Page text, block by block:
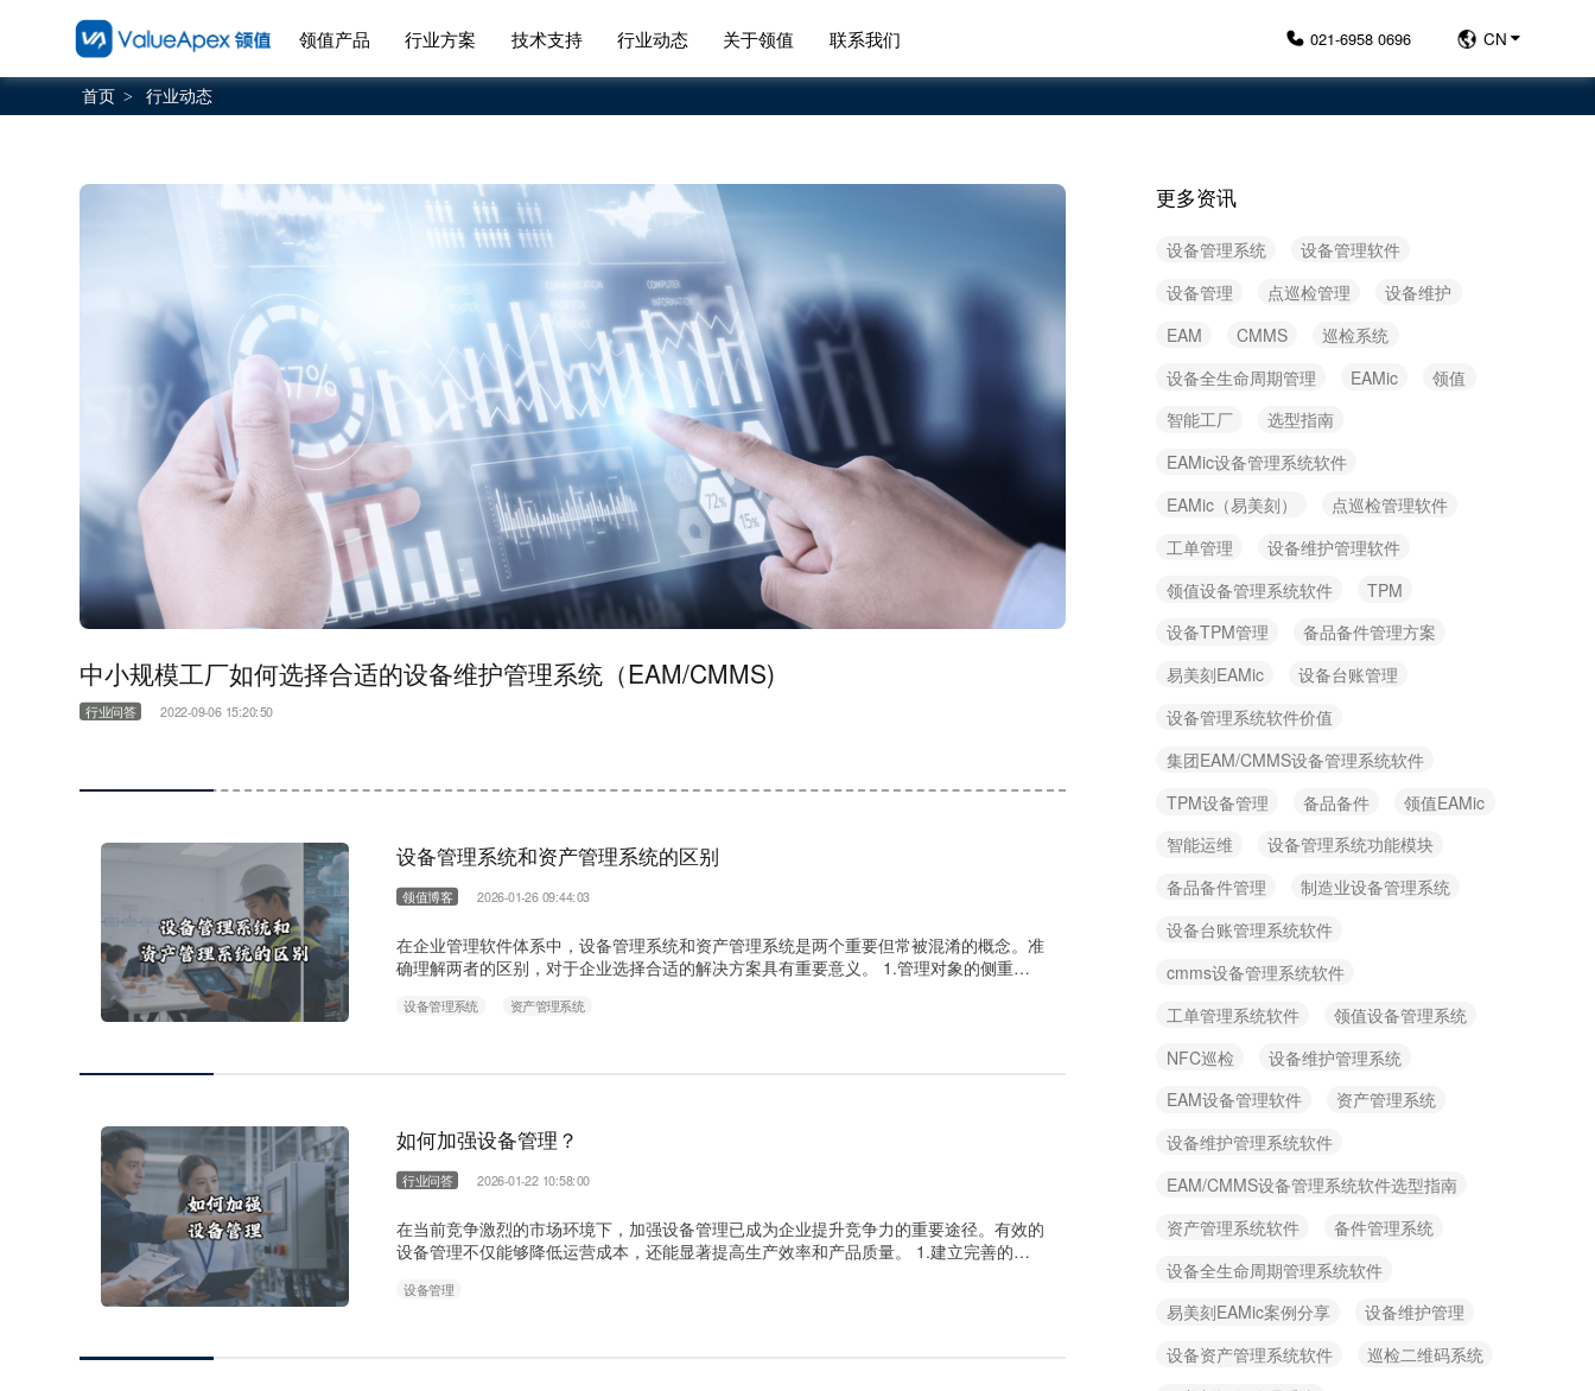
领值产品 行业方案 技术支持 行业动态 关于领值 联系我们 021-6958 0696 CN
首页 > 行业动态
中小规模工厂如何选择合适的设备维护管理系统（EAM/CMMS)
行业问答 2022-09-06 15:20:50
设备管理系统和资产管理系统的区别
领值博客 2026-01-26 09:44:03
在企业管理软件体系中，设备管理系统和资产管理系统是两个重要但常被混淆的概念。准
确理解两者的区别，对于企业选择合适的解决方案具有重要意义。 1.管理对象的侧重点
点关注设备的运行状态、维护保养、性能指标等技术层面。资产管理系统则涵盖范围更
设备管理系统 资产管理系统
如何加强设备管理？
行业问答 2026-01-22 10:58:00
在当前竞争激烈的市场环境下，加强设备管理已成为企业提升竞争力的重要途径。有效的
设备管理不仅能够降低运营成本，还能显著提高生产效率和产品质量。 1.建立完善的设
造、报废等各个环节的操作规范。建立设备档案管理制度，确保每台设备都有完整的生命
设备管理
更多资讯
设备管理系统
设备管理软件
设备管理
点巡检管理
设备维护
EAM
CMMS
巡检系统
设备全生命周期管理
EAMic
领值
智能工厂
选型指南
EAMic设备管理系统软件
EAMic（易美刻）
点巡检管理软件
工单管理
设备维护管理软件
领值设备管理系统软件
TPM
设备TPM管理
备品备件管理方案
易美刻EAMic
设备台账管理
设备管理系统软件价值
集团EAM/CMMS设备管理系统软件
TPM设备管理
备品备件
领值EAMic
智能运维
设备管理系统功能模块
备品备件管理
制造业设备管理系统
设备台账管理系统软件
cmms设备管理系统软件
工单管理系统软件
领值设备管理系统
NFC巡检
设备维护管理系统
EAM设备管理软件
资产管理系统
设备维护管理系统软件
EAM/CMMS设备管理系统软件选型指南
资产管理系统软件
备件管理系统
设备全生命周期管理系统软件
易美刻EAMic案例分享
设备维护管理
设备资产管理系统软件
巡检二维码系统